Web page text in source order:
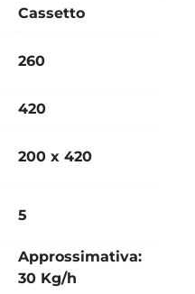
Cassetto
260
420
200 x 420
5
Approssimativa:
30 Kg/h